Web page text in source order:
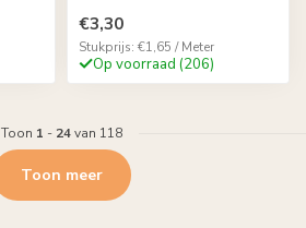
€3,30
Stukprijs: €1,65 / Meter
Op voorraad (206)
Toon 1 - 24van 118
Toon meer